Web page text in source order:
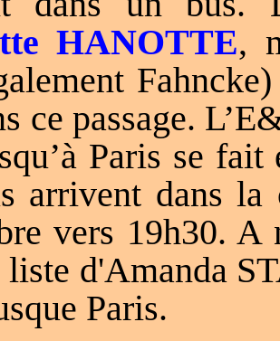
HANOTTE,
ce passage.
Paris se
arrivent dans
vers 19h30.
liste d'Amanda
Paris.